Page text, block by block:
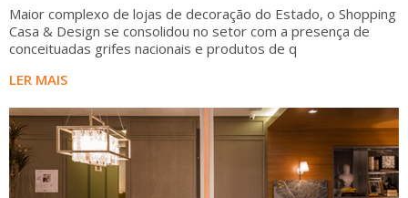
Maior complexo de lojas de decoração do Estado, o Shopping
Casa & Design se consolidou no setor com a presença de
conceituadas grifes nacionais e produtos de q
LER MAIS